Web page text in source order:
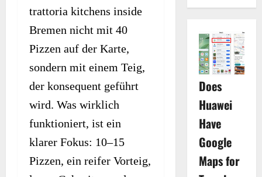
trattoria kitchens inside
Bremen nicht mit 40
Pizzen auf der Karte,
sondern mit einem Teig,
der konsequent geführt
wird. Was wirklich
funktioniert, ist ein
klarer Fokus: 10–15
Pizzen, ein reifer Vorteig,
Does
Huawei
Have
Google
Maps for